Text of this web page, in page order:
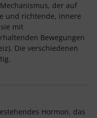
der auf
und richtende, innere
mit
Bewegungen
Die verschiedenen
Hormon, das